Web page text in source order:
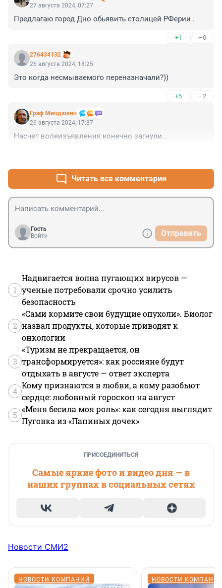
27 августа 2024, 07:27
Предлагаю город Дно обьявить столицей РФерии .
+1 –0
276434132
26 августа 2024, 18:25
Это когда несмываемого переназначали?))
+5 –2
Граф Миндюкин
26 августа 2024, 17:37
Насчет волеизъявления конечно загнули...
Читать все комментарии
Гость
Войти
Отправить
1
Надвигается волна пугающих вирусов —
ученые потребовали срочно усилить
безопасность
2
«Сами кормите свои будущие опухоли». Биолог
назвал продукты, которые приводят к
онкологии
3
«Туризм не прекращается, он
трансформируется»: как россияне будут
отдыхать в августе — ответ эксперта
4
Кому признаются в любви, а кому разобьют
сердце: любовный гороскоп на август
5
«Меня бесила моя роль»: как сегодня выглядит
Пуговка из «Папиных дочек»
ПРИСОЕДИНИТЬСЯ
Самые яркие фото и видео дня — в
наших группах в социальных сетях
Новости СМИ2
НОВОСТИ КОМПАНИЙ НОВОСТИ